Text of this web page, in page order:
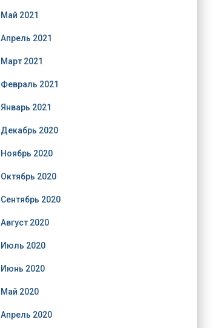
Май 2021
Апрель 2021
Март 2021
Февраль 2021
Январь 2021
Декабрь 2020
Ноябрь 2020
Октябрь 2020
Сентябрь 2020
Август 2020
Июль 2020
Июнь 2020
Май 2020
Апрель 2020